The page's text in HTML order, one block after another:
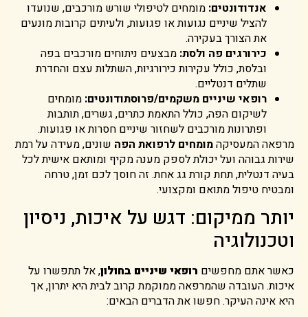
אנדודונטים: מומחים לטיפולי שורש מורכבים, שנועדו
להציל שיניים נגועות או פגועות, ולעיתים קרובות מונעים
את הצורך בעקירה.
כירורגים פה ולסת: מבצעים ניתוחים מורכבים בפה
ובלסת, כולל עקירות כירורגיות, השתלות עצם והחדרת
שתלים דנטליים.
רופאי שיניים משקמים/פרוסתודונטים: מומחים
לשיקום הפה, כולל התאמת כתרים, גשרים, תותבות
ופתרונות מורכבים לשחזור שיניים חסרות או פגועות.
מרפאה המעסיקהמומחים לרפואת הפה שונים, מעידה על רמת
שירות גבוהה ועל יכולת לספק מענה מקיף ומותאם אישית לכל
בעיה דנטלית, תחת קורת גג אחת. זה חוסך לכם זמן, טרחה
ומבטיח טיפול מתואם ומקצועי.
יותר ממיקום: דגש על איכות, ניסיון
וטכנולוגיה
כאשר אתם מחפשים רופאי שיניים בחולון, אל תתפשרו על
איכות. העובדה שהמרפאה ממוקמת קרוב לבית היא יתרון, אך
היא אינה העיקר. חפשו את הדברים הבאים: